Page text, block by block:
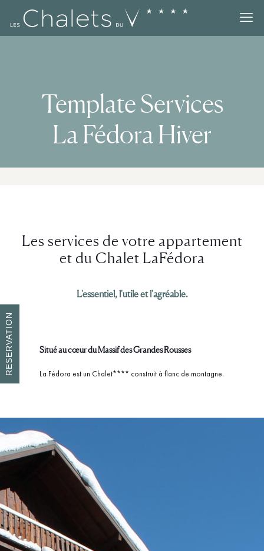
Template Services
La Fédora Hiver
Les services de votre appartement
et du Chalet LaFédora
L'essentiel, l'utile et l'agréable.
Situé au cœur du Massif des Grandes Rousses
La Fédora est un Chalet**** construit à flanc de montagne.
RESERVATION